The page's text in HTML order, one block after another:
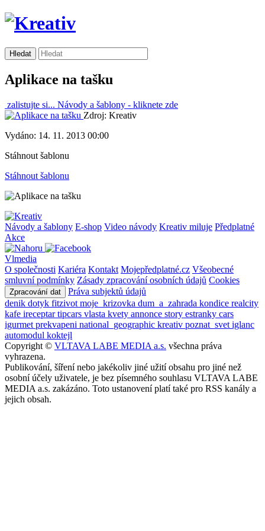
Aplikace na tašku
zalistujte si... Návody a šablony - kliknete zde
Zdroj: Kreativ
Vydáno: 14. 11. 2013 00:00
Stáhnout šablonu
Stáhnout šablonu
Návody a šablony E-shop Video návody Kreativ miluje Předplatné
Akce
Vlmedia
O společnosti Kariéra Kontakt Mojepředplatné.cz Všeobecné
smluvní podmínky Zásady zpracování osobních údajů Cookies
Zpracování dat
Práva subjektů údajů
denik dotyk fitzivot moje_krizovka dum_a_zahrada kondice realcity
kafe ireceptartipcars vlasta kvety annonce story estranky cars
igurmet prekvapeni national_geographic kreativ poznat_svet iglanc
automodul koktejl
Copyright © VLTAVA LABE MEDIA a.s. všechna práva
vyhrazena.
Publikování, šíření nebo jakékoliv jiné užití obsahu pro jiné než
osobní účely uživatele, je bez písemného souhlasu VLTAVA LABE
MEDIA a.s. zakázáno. Toto ustanovení platí také pro RSS kanály a
jejich obsah.